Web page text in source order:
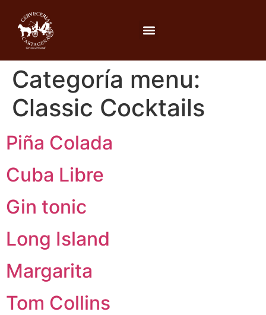
Categoría menu:
Classic Cocktails
Piña Colada
Cuba Libre
Gin tonic
Long Island
Margarita
Tom Collins